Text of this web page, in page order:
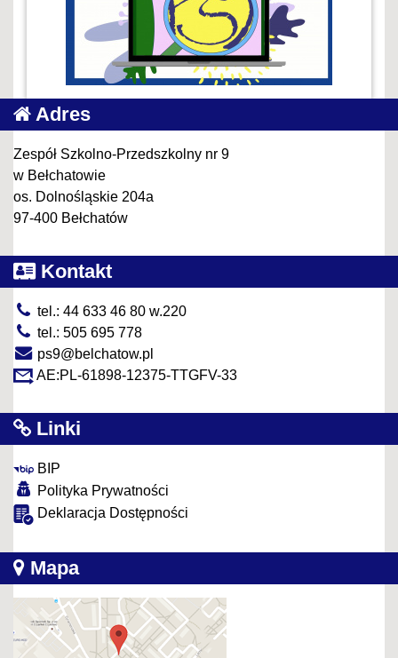
Adres
Zespół Szkolno-Przedszkolny nr 9
w Bełchatowie
os. Dolnośląskie 204a
97-400 Bełchatów
Kontakt
tel.: 44 633 46 80 w.220
tel.: 505 695 778
ps9@belchatow.pl
AE:PL-61898-12375-TTGFV-33
Linki
BIP
Polityka Prywatności
Deklaracja Dostępności
Mapa